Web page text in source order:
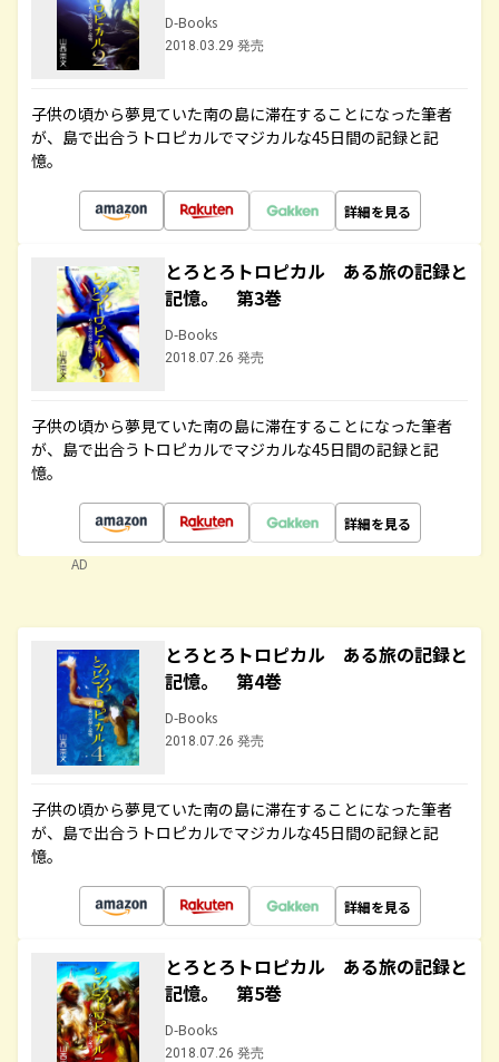
D-Books
2018.03.29 発売
子供の頃から夢見ていた南の島に滞在することになった筆者
が、島で出合うトロピカルでマジカルな45日間の記録と記
憶。
詳細を見る
とろとろトロピカル ある旅の記録と
記憶。 第3巻
D-Books
2018.07.26 発売
子供の頃から夢見ていた南の島に滞在することになった筆者
が、島で出合うトロピカルでマジカルな45日間の記録と記
憶。
詳細を見る
AD
とろとろトロピカル ある旅の記録と
記憶。 第4巻
D-Books
2018.07.26 発売
子供の頃から夢見ていた南の島に滞在することになった筆者
が、島で出合うトロピカルでマジカルな45日間の記録と記
憶。
詳細を見る
とろとろトロピカル ある旅の記録と
記憶。 第5巻
D-Books
2018.07.26 発売